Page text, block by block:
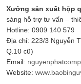
Xưởng sản xuất hộp
sàng hỗ trợ tư vấn –
Hotline: 0909 140 579
Địa chỉ: 223/3 Nguyễn
Q.10 cũ)
Email:
Website: